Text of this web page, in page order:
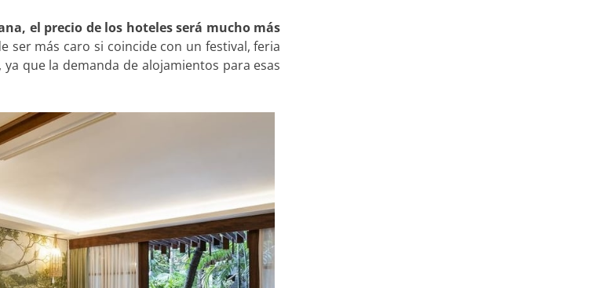
el precio de los hoteles será mucho más
ser más caro si coincide con un festival, feria
que la demanda de alojamientos para esas